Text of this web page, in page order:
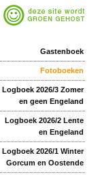
Gastenboek
Fotoboeken
Logboek 2026/3 Zomer
en geen Engeland
Logboek 2026/2 Lente
en Engeland
Logboek 2026/1 Winter
Gorcum en Oostende